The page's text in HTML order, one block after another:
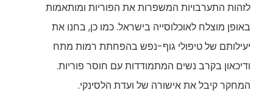
לזהות התערבויות המשפרות את הפוריות ומותאמות
באופן מוצלח לאוכלוסייה בישראל. כמו כן, בחנו את
יעילותם של טיפולי גוף-נפש בהפחתת רמות מתח
ודיכאון בקרב נשים המתמודדות עם חוסר פוריות.
המחקר קיבל את אישורה של ועדת הלסינקי.